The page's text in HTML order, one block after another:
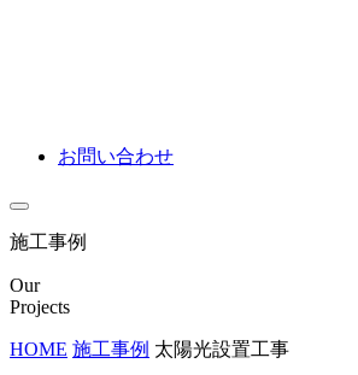
お問い合わせ
施工事例
Our
Projects
HOME 施工事例 太陽光設置工事